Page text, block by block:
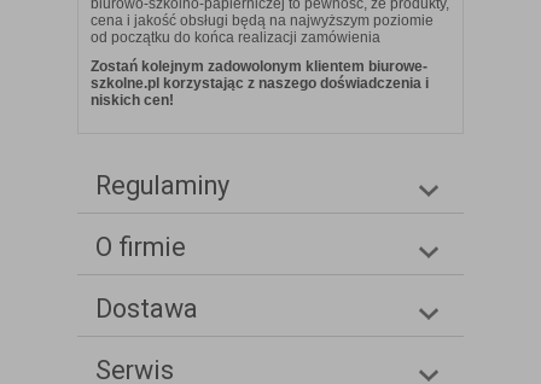
biurowo-szkolno-papierniczej to pewność, że produkty,
cena i jakość obsługi będą na najwyższym poziomie
od początku do końca realizacji zamówienia
Zostań kolejnym zadowolonym klientem biurowe-
szkolne.pl korzystając z naszego doświadczenia i
niskich cen!
Regulaminy
O firmie
Dostawa
Serwis